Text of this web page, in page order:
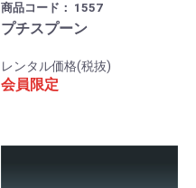
商品コード： 1557
プチスプーン
レンタル価格(税抜)
会員限定